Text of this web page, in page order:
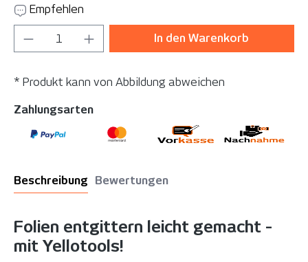
Empfehlen
Produkt Anzahl: Gib den gewünschten
In den Warenkorb
* Produkt kann von Abbildung abweichen
Zahlungsarten
Beschreibung Bewertungen
Folien entgittern leicht gemacht -
mit Yellotools!